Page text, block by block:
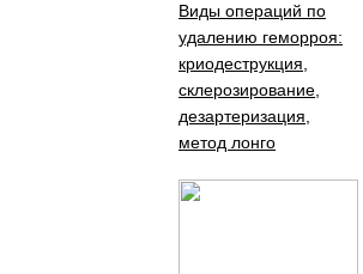
Виды операций по
удалению геморроя:
криодеструкция,
склерозирование,
дезартеризация,
метод лонго